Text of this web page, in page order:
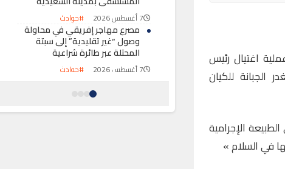
اغتيال رئيس
الجبانة للكيان
الإجرامية
في السلام »
7 أغسطس 2026 #حوادث
مصرع مهاجر إفريقي في محاولة
وصول “غير تقليدية” إلى سبتة
المحتلة عبر طائرة شراعية
7 أغسطس 2026 #حوادث
“كارثية” للقاصرين المغاربة بمركز